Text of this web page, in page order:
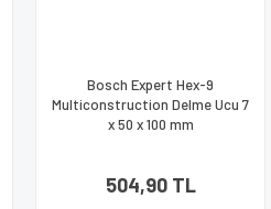
Bosch Expert Hex-9
Multiconstruction Delme Ucu 7
x 50 x 100 mm
504,90 TL